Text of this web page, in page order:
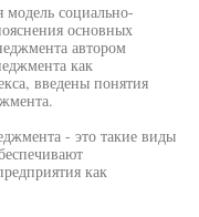
социально-
основных
автором
как
введены понятия
- это такие виды
как